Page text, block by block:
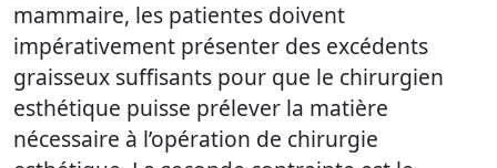
mammaire, les patientes doivent
impérativement présenter des excédents
graisseux suffisants pour que le chirurgien
esthétique puisse prélever la matière
nécessaire à l’opération de chirurgie